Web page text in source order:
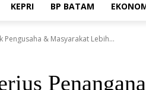
KEPRI BP BATAM
Pengusaha & Masyarakat Lebih...